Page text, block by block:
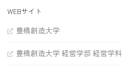
WEBサイト
豊橋創造大学
豊橋創造大学 経営学部 経営学科